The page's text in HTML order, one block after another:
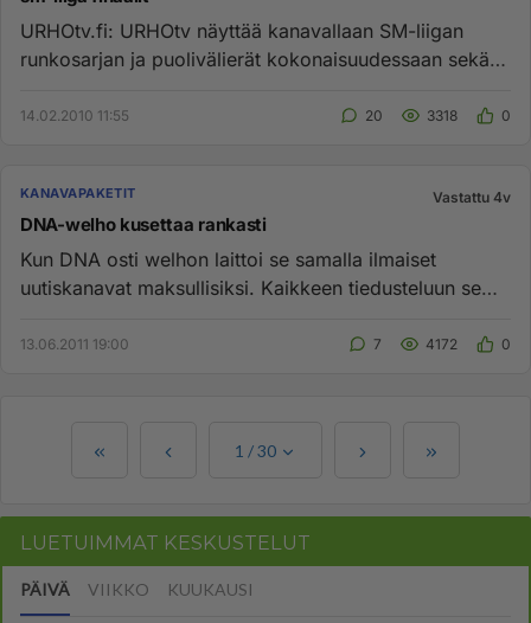
URHOtv.fi: URHOtv näyttää kanavallaan SM-liigan
runkosarjan ja puolivälierät kokonaisuudessaan sekä
14.02.2010 11:55 20 3318 0
KANAVAPAKETIT Vastattu 4v
DNA-welho kusettaa rankasti
Kun DNA osti welhon laittoi se samalla ilmaiset
uutiskanavat maksullisiksi. Kaikkeen tiedusteluun se
13.06.2011 19:00 7 4172 0
1 /30
LUETUIMMAT KESKUSTELUT
PÄIVÄ VIIKKO KUUKAUSI